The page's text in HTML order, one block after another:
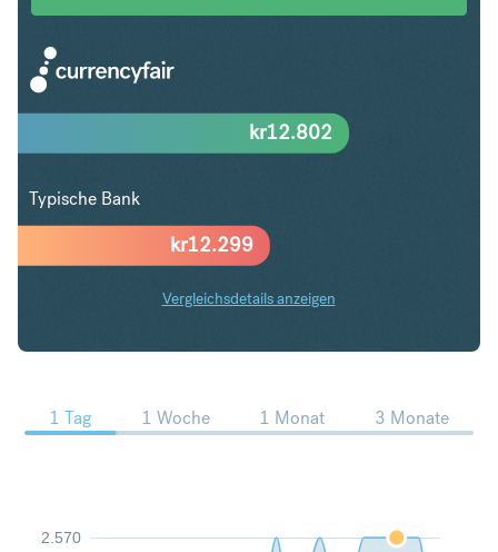
kr12.299
kr12.802
Typische Bank
Vergleichsdetails anzeigen
AED in SEK Trends
1 Tag 1 Woche 1 Monat 3 Monate
2.570